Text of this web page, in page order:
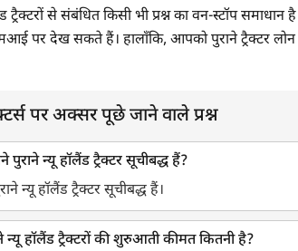
ट्रैक्टरों से संबंधित किसी भी प्रश्न का वन-स्टॉप
पर देख सकते हैं। हालाँकि, आपको पुराने ट्रैक्टर
पर अक्सर पूछे जाने वाले प्रश्न
पुराने न्यू हॉलैंड ट्रैक्टर सूचीबद्ध हैं?
न्यू हॉलैंड ट्रैक्टर सूचीबद्ध हैं।
न्यू हॉलैंड ट्रैक्टरों की शुरुआती कीमत कितनी है?